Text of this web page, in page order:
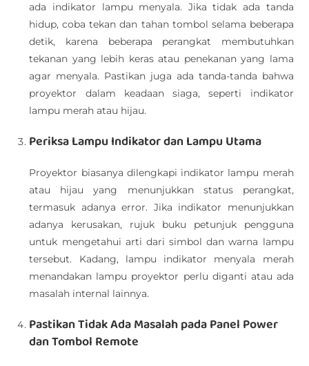
ada indikator lampu menyala. Jika tidak ada tanda
hidup, coba tekan dan tahan tombol selama beberapa
detik, karena beberapa perangkat membutuhkan
tekanan yang lebih keras atau penekanan yang lama
agar menyala. Pastikan juga ada tanda-tanda bahwa
proyektor dalam keadaan siaga, seperti indikator
lampu merah atau hijau.
Periksa Lampu Indikator dan Lampu Utama
Proyektor biasanya dilengkapi indikator lampu merah
atau hijau yang menunjukkan status perangkat,
termasuk adanya error. Jika indikator menunjukkan
adanya kerusakan, rujuk buku petunjuk pengguna
untuk mengetahui arti dari simbol dan warna lampu
tersebut. Kadang, lampu indikator menyala merah
menandakan lampu proyektor perlu diganti atau ada
masalah internal lainnya.
Pastikan Tidak Ada Masalah pada Panel Power
dan Tombol Remote